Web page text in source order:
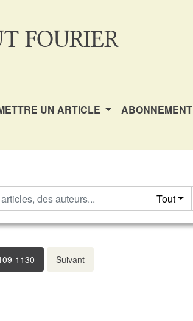
FOURIER
UN ARTICLE ABONNEMENT
Tout
1130 Suivant